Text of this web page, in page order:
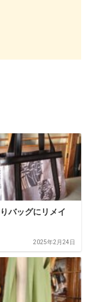
りバッグにリメイ
2025年2月24日